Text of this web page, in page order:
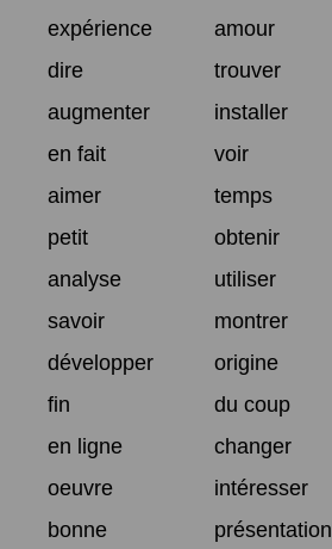
expérience
amour
dire
trouver
augmenter
installer
en fait
voir
aimer
temps
petit
obtenir
analyse
utiliser
savoir
montrer
développer
origine
fin
du coup
en ligne
changer
oeuvre
intéresser
bonne
présentation